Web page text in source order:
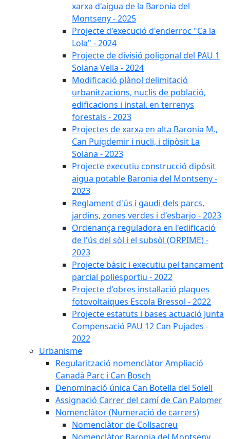
xarxa d'aigua de la Baronia del
Montseny - 2025
Projecte d'execució d'enderroc "Ca la
Lola" - 2024
Projecte de divisió poligonal del PAU 1
Solana Vella - 2024
Modificació plànol delimitació
urbanitzacions, nuclis de població,
edificacions i instal. en terrenys
forestals - 2023
Projectes de xarxa en alta Baronia M.,
Can Puigdemir i nucli, i dipòsit La
Solana - 2023
Projecte executiu construcció dipòsit
aigua potable Baronia del Montseny -
2023
Reglament d'ús i gaudi dels parcs,
jardins, zones verdes i d'esbarjo - 2023
Ordenança reguladora en l'edificació
de l'ús del sòl i el subsòl (ORPIME) -
2023
Projecte bàsic i executiu pel tancament
parcial poliesportiu - 2022
Projecte d'obres instal·lació plaques
fotovoltaiques Escola Bressol - 2022
Projecte estatuts i bases actuació Junta
Compensació PAU 12 Can Pujades -
2022
Urbanisme
Regularització nomenclàtor Ampliació
Canadà Parc i Can Bosch
Denominació única Can Botella del Solell
Assignació Carrer del camí de Can Palomer
Nomenclàtor (Numeració de carrers)
Nomenclàtor de Collsacreu